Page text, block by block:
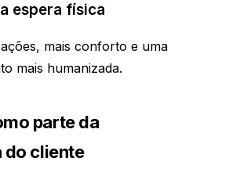
espera física
mais conforto e uma
mais humanizada.
parte da
do cliente